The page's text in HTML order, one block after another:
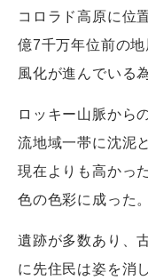
コロラド高原に位
億7千万年位前の地
風化が進んでいる
ロッキー山脈から
流地域一帯に沈泥
現在よりも高かっ
色の色彩に成った。
遺跡が多数あり、
に先住民は姿を消